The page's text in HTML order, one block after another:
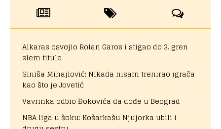
Alkaras osvojio Rolan Garos i stigao do 3. gren
slem titule
Siniša Mihajlović: Nikada nisam trenirao igrača
kao što je Jovetić
Vavrinka odbio Đokovića da dođe u Beograd
NBA liga u šoku: Košarkašu Njujorka ubili i